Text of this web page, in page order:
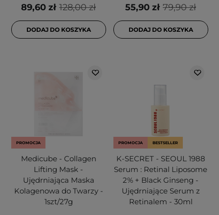
128,00 zł
89,60 zł
DODAJ DO KOSZYKA
79,90 zł
55,90 zł
DODAJ DO KOSZYKA
PROMOCJA
Medicube - Collagen
Lifting Mask -
Ujędrniająca Maska
Kolagenowa do Twarzy -
1szt/27g
PROMOCJA BESTSELLER
K-SECRET - SEOUL 1988
Serum : Retinal Liposome
2% + Black Ginseng -
Ujędrniające Serum z
Retinalem - 30ml